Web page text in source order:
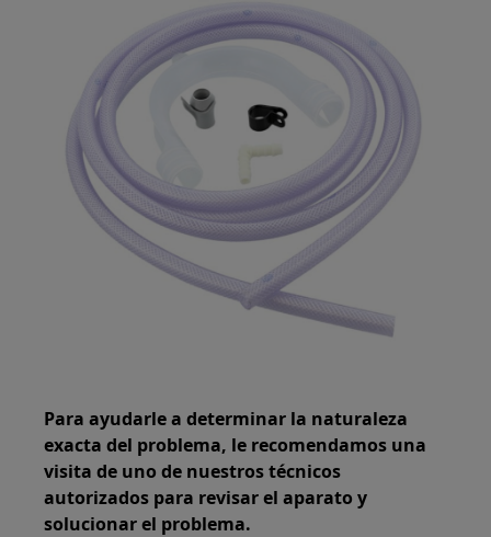
Para ayudarle a determinar la naturaleza
exacta del problema, le recomendamos una
visita de uno de nuestros técnicos
autorizados para revisar el aparato y
solucionar el problema.